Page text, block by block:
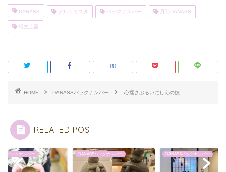
DANASS アルケミスタ バックナンバー 月刊DANASS
縄文土器
HOME DANASSバックナンバー 心揺さぶるいにしえの技
RELATED POST
バックナンバー DANASSバックナンバー DANASSバックナンバー